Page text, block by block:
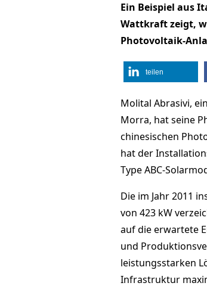
Ein Beispiel aus
Wattkraft zeigt,
Photovoltaik-
teilen
Molital Abrasivi,
Morra, hat seine
chinesischen
hat der
Type ABC-
Die im Jahr 2011
von 423 kW
auf die erwartete
und
leistungsstarken
Infrastruktur